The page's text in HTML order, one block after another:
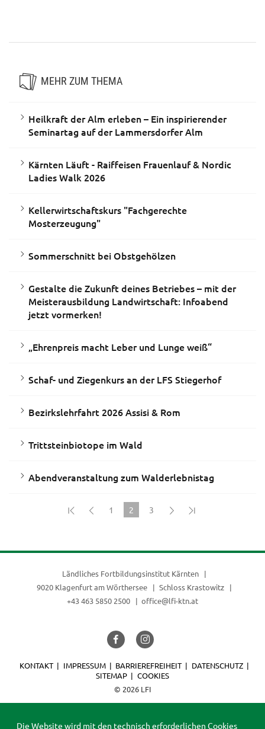
MEHR ZUM THEMA
Heilkraft der Alm erleben – Ein inspirierender
Seminartag auf der Lammersdorfer Alm
Kärnten Läuft - Raiffeisen Frauenlauf & Nordic
Ladies Walk 2026
Kellerwirtschaftskurs "Fachgerechte
Mosterzeugung"
Sommerschnitt bei Obstgehölzen
Gestalte die Zukunft deines Betriebes – mit der
Meisterausbildung Landwirtschaft: Infoabend
jetzt vormerken!
„Ehrenpreis macht Leber und Lunge weiß“
Schaf- und Ziegenkurs an der LFS Stiegerhof
Bezirkslehrfahrt 2026 Assisi & Rom
Trittsteinbiotope im Wald
Abendveranstaltung zum Walderlebnistag
1
2
3
Ländliches Fortbildungsinstitut Kärnten
9020 Klagenfurt am Wörthersee
Schloss Krastowitz
+43 463 5850 2500
office@lfi-ktn.at
© 2026 LFI
KONTAKT IMPRESSUM BARRIEREFREIHEIT
DATENSCHUTZ
SITEMAP
COOKIES
Die Website wird mit den technisch erforderlichen Cookies